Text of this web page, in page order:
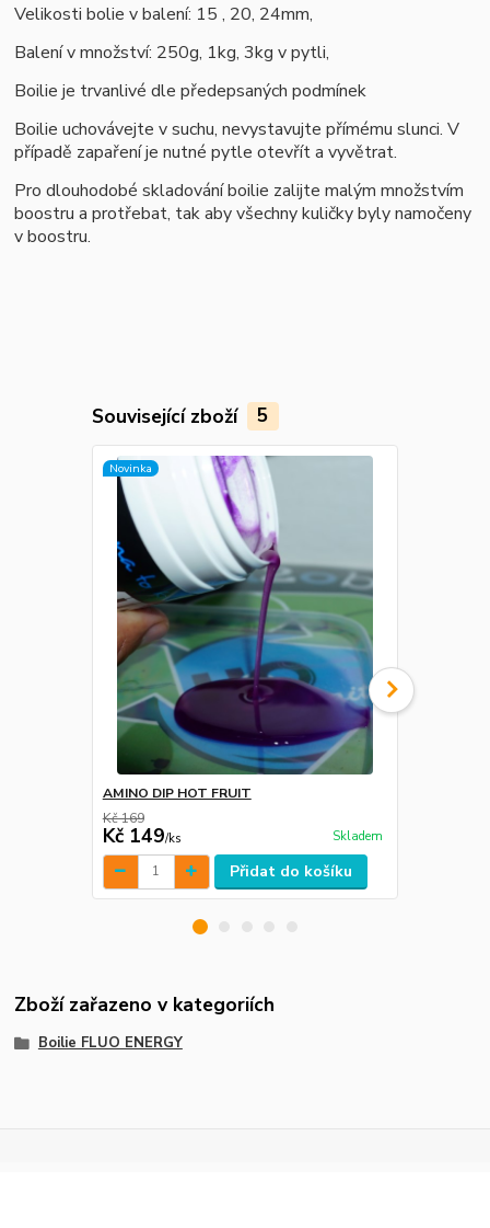
Velikosti bolie v balení: 15 , 20, 24mm,
Balení v množství: 250g, 1kg, 3kg v pytli,
Boilie je trvanlivé dle předepsaných podmínek
Boilie uchovávejte v suchu, nevystavujte přímému slunci. V
případě zapaření je nutné pytle otevřít a vyvětrat.
Pro dlouhodobé skladování boilie zalijte malým množstvím
boostru a protřebat, tak aby všechny kuličky byly namočeny
v boostru.
Související zboží 5
Novinka
AMINO DIP HOT FRUIT
Kč 169
Kč 149/ks Skladem
Přidat do košíku
Zboží zařazeno v kategoriích
Boilie FLUO ENERGY